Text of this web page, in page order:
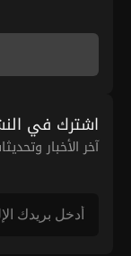
اشترك في
آخر الأخبار